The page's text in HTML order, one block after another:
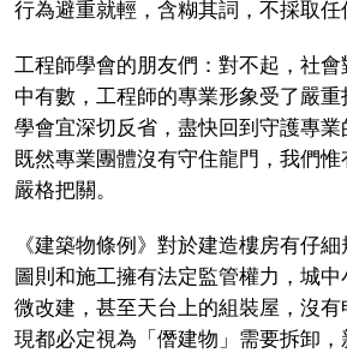
行為避重就輕，含糊其詞，不採取任
工程師學會的朋友們：對不起，社
中有數，工程師的專業形象受了嚴重
學會宜深切反省，盡快回到守護專業
既然專業團體沒有守住龍門，我們
嚴格把關。
《建築物條例》對於建造樓房有仔
圖則和施工擁有法定監管權力，城
微改建，甚至天台上的組裝屋，沒
現都必定視為「僭建物」需要拆卸